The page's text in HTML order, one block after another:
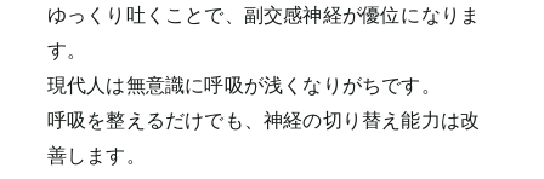
ゆっくり吐くことで、副交感神経が優位になりま
す。
現代人は無意識に呼吸が浅くなりがちです。
呼吸を整えるだけでも、神経の切り替え能力は改
善します。